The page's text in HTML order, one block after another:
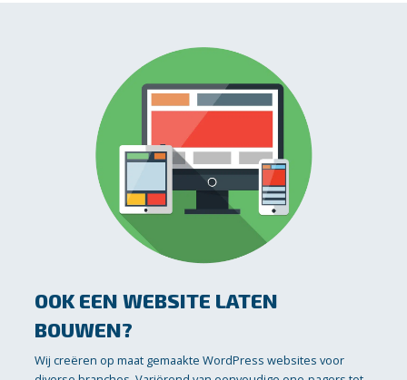
OOK EEN WEBSITE LATEN
BOUWEN?
Wij creëren op maat gemaakte WordPress websites voor